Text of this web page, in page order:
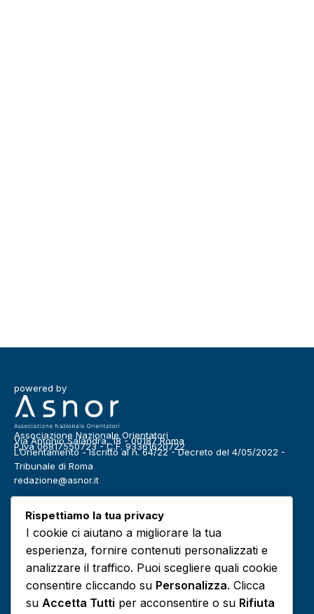
powered by
Associazione Nazionale Orientatori
Via Antonio Salandra, 18 - 00187 Roma
P.Iva 06817550723 - C.F. 93361620722
L’Orientamento - Iscritto al n. 64/22 - Decreto del 4/05/2022 -
Tribunale di Roma
redazione@asnor.it
Benessere Community
Europa Infografiche
Lavoro Media
Rispettiamo la tua privacy
I cookie ci aiutano a migliorare la tua
esperienza, fornire contenuti personalizzati e
analizzare il traffico. Puoi scegliere quali cookie
consentire cliccando su Personalizza. Clicca
su Accetta Tutti per acconsentire o su Rifiuta